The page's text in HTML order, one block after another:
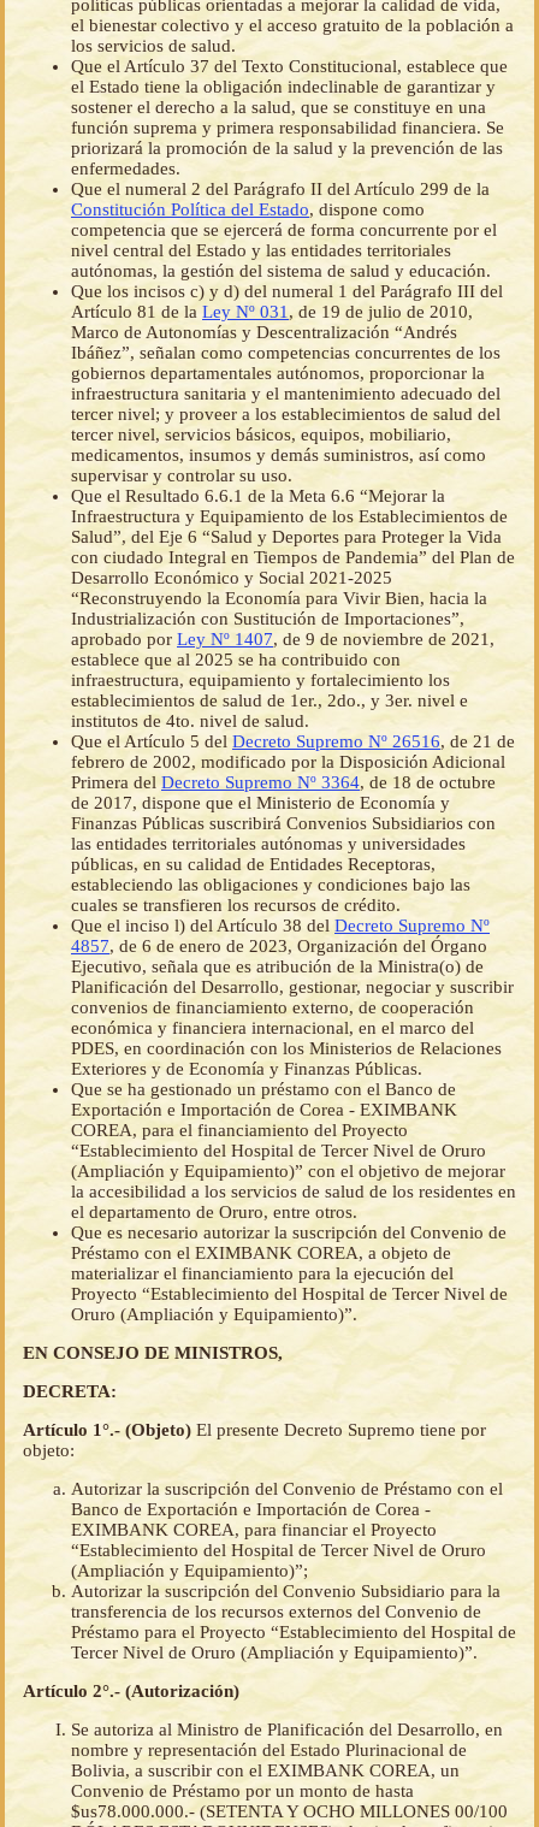
políticas públicas orientadas a mejorar la calidad de vida,
el bienestar colectivo y el acceso gratuito de la población a
los servicios de salud.
Que el Artículo 37 del Texto Constitucional, establece que
el Estado tiene la obligación indeclinable de garantizar y
sostener el derecho a la salud, que se constituye en una
función suprema y primera responsabilidad financiera. Se
priorizará la promoción de la salud y la prevención de las
enfermedades.
Que el numeral 2 del Parágrafo II del Artículo 299 de la
Constitución Política del Estado, dispone como
competencia que se ejercerá de forma concurrente por el
nivel central del Estado y las entidades territoriales
autónomas, la gestión del sistema de salud y educación.
Que los incisos c) y d) del numeral 1 del Parágrafo III del
Artículo 81 de laLey Nº 031 , de 19 de julio de 2010,
Marco de Autonomías y Descentralización “Andrés
Ibáñez”, señalan como competencias concurrentes de los
gobiernos departamentales autónomos, proporcionar la
infraestructura sanitaria y el mantenimiento adecuado del
tercer nivel; y proveer a los establecimientos de salud del
tercer nivel, servicios básicos, equipos, mobiliario,
medicamentos, insumos y demás suministros, así como
supervisar y controlar su uso.
Que el Resultado 6.6.1 de la Meta 6.6 “Mejorar la
Infraestructura y Equipamiento de los Establecimientos de
Salud”, del Eje 6 “Salud y Deportes para Proteger la Vida
con ciudado Integral en Tiempos de Pandemia” del Plan de
Desarrollo Económico y Social 2021-2025
“Reconstruyendo la Economía para Vivir Bien, hacia la
Industrialización con Sustitución de Importaciones”,
aprobado por Ley Nº 1407, de 9 de noviembre de 2021,
establece que al 2025 se ha contribuido con
infraestructura, equipamiento y fortalecimiento los
establecimientos de salud de 1er., 2do., y 3er. nivel e
institutos de 4to. nivel de salud.
Que el Artículo 5 del Decreto Supremo Nº 26516, de 21 de
febrero de 2002, modificado por la Disposición Adicional
Primera del Decreto Supremo Nº 3364, de 18 de octubre
de 2017, dispone que el Ministerio de Economía y
Finanzas Públicas suscribirá Convenios Subsidiarios con
las entidades territoriales autónomas y universidades
públicas, en su calidad de Entidades Receptoras,
estableciendo las obligaciones y condiciones bajo las
cuales se transfieren los recursos de crédito.
Que el inciso l) del Artículo 38 del Decreto Supremo Nº
4857, de 6 de enero de 2023, Organización del Órgano
Ejecutivo, señala que es atribución de la Ministra(o) de
Planificación del Desarrollo, gestionar, negociar y suscribir
convenios de financiamiento externo, de cooperación
económica y financiera internacional, en el marco del
PDES, en coordinación con los Ministerios de Relaciones
Exteriores y de Economía y Finanzas Públicas.
Que se ha gestionado un préstamo con el Banco de
Exportación e Importación de Corea - EXIMBANK
COREA, para el financiamiento del Proyecto
“Establecimiento del Hospital de Tercer Nivel de Oruro
(Ampliación y Equipamiento)” con el objetivo de mejorar
la accesibilidad a los servicios de salud de los residentes en
el departamento de Oruro, entre otros.
Que es necesario autorizar la suscripción del Convenio de
Préstamo con el EXIMBANK COREA, a objeto de
materializar el financiamiento para la ejecución del
Proyecto “Establecimiento del Hospital de Tercer Nivel de
Oruro (Ampliación y Equipamiento)”.
EN CONSEJO DE MINISTROS,
DECRETA:
Artículo 1°.- (Objeto) El presente Decreto Supremo tiene por
objeto:
Autorizar la suscripción del Convenio de Préstamo con el
Banco de Exportación e Importación de Corea -
EXIMBANK COREA, para financiar el Proyecto
“Establecimiento del Hospital de Tercer Nivel de Oruro
(Ampliación y Equipamiento)”;
Autorizar la suscripción del Convenio Subsidiario para la
transferencia de los recursos externos del Convenio de
Préstamo para el Proyecto “Establecimiento del Hospital de
Tercer Nivel de Oruro (Ampliación y Equipamiento)”.
Artículo 2°.- (Autorización)
Se autoriza al Ministro de Planificación del Desarrollo, en
nombre y representación del Estado Plurinacional de
Bolivia, a suscribir con el EXIMBANK COREA, un
Convenio de Préstamo por un monto de hasta
$us78.000.000.- (SETENTA Y OCHO MILLONES 00/100